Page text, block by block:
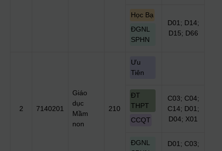
Học Bạ
ĐGNL
SPHN
D01; D14;
D15; D66
2 7140201
Giáo
dục
Mầm
non
210
Ưu
Tiên
ĐT
THPT
CCQT
C03; C04;
C14; D01;
D04; X01
ĐGNL
D01; C03;